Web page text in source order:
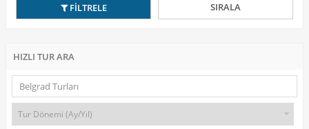
FİLTRELE SIRALA
HIZLI TUR ARA